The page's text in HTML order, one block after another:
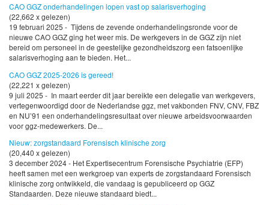
CAO GGZ onderhandelingen lopen vast op salarisverhoging
(22,662 x gelezen)
19 februari 2025 - Tijdens de zevende onderhandelingsronde voor de
nieuwe CAO GGZ ging het weer mis. De werkgevers in de GGZ zijn niet
bereid om personeel in de geestelijke gezondheidszorg een fatsoenlijke
salarisverhoging aan te bieden. Het...
CAO GGZ 2025-2026 is gereed!
(22,221 x gelezen)
9 juli 2025 - In maart eerder dit jaar bereikte een delegatie van werkgevers,
vertegenwoordigd door de Nederlandse ggz, met vakbonden FNV, CNV, FBZ
en NU’91 een onderhandelingsresultaat over nieuwe arbeidsvoorwaarden
voor ggz-medewerkers. De...
Nieuw: zorgstandaard Forensisch klinische zorg
(20,440 x gelezen)
3 december 2024 - Het Expertisecentrum Forensische Psychiatrie (EFP)
heeft samen met een werkgroep van experts de zorgstandaard Forensisch
klinische zorg ontwikkeld, die vandaag is gepubliceerd op GGZ
Standaarden. Deze nieuwe standaard biedt...